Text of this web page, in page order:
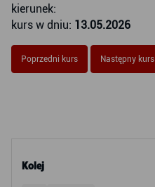
Kolej
kierunek:
kurs w dniu: 13.05.2026
Poprzedni kurs Następny kurs